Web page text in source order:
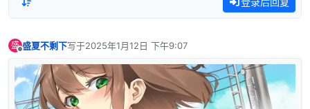
盛 盛夏不剩下写于2025年1月12日 下午9:07
最后由 编辑